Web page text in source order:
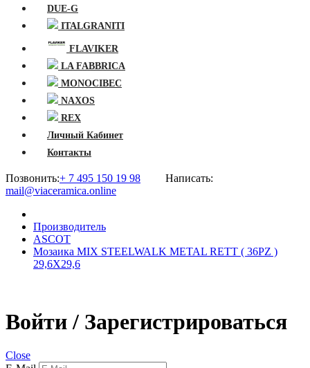
DUE-G
ITALGRANITI
FLAVIKER
LA FABBRICA
MONOCIBEC
NAXOS
REX
Личный Кабинет
Контакты
Позвонить:+ 7 495 150 19 98 Написать:
mail@viaceramica.online
Производитель
ASCOT
Мозаика MIX STEELWALK METAL RETT ( 36PZ )
29,6X29,6
Войти / Зарегистрироваться
Close